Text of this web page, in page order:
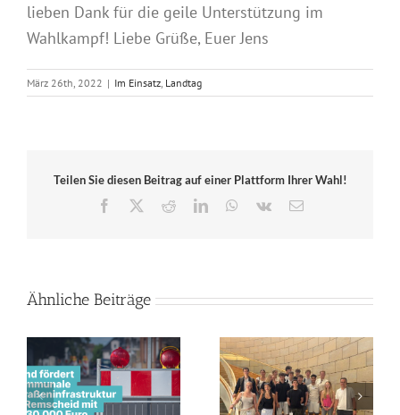
lieben Dank für die geile Unterstützung im
Wahlkampf! Liebe Grüße, Euer Jens
März 26th, 2022 | Im Einsatz Landtag
Teilen Sie diesen Beitrag auf einer Plattform Ihrer Wahl!
Facebook
RedditLinkedInWhatsApp
Vk
E-
Ähnliche Beiträge
Geopolitik-Kurs des
Leibniz-Gymnasiums
Land unterstützt
Innenstadtentwicklung